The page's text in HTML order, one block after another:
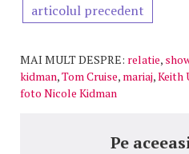
articolul precedent
MAI MULT DESPRE: relatie,
kidman,Tom Cruise, mariaj,Keith
foto Nicole Kidman
Pe